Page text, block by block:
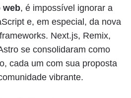
web, é impossível ignorar a
e, em especial, da nova
Next.js, Remix,
se consolidaram como
cada um com sua proposta
vibrante.